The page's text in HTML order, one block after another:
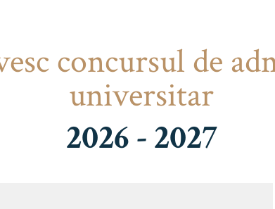
concursul de
universitar
2026 - 2027